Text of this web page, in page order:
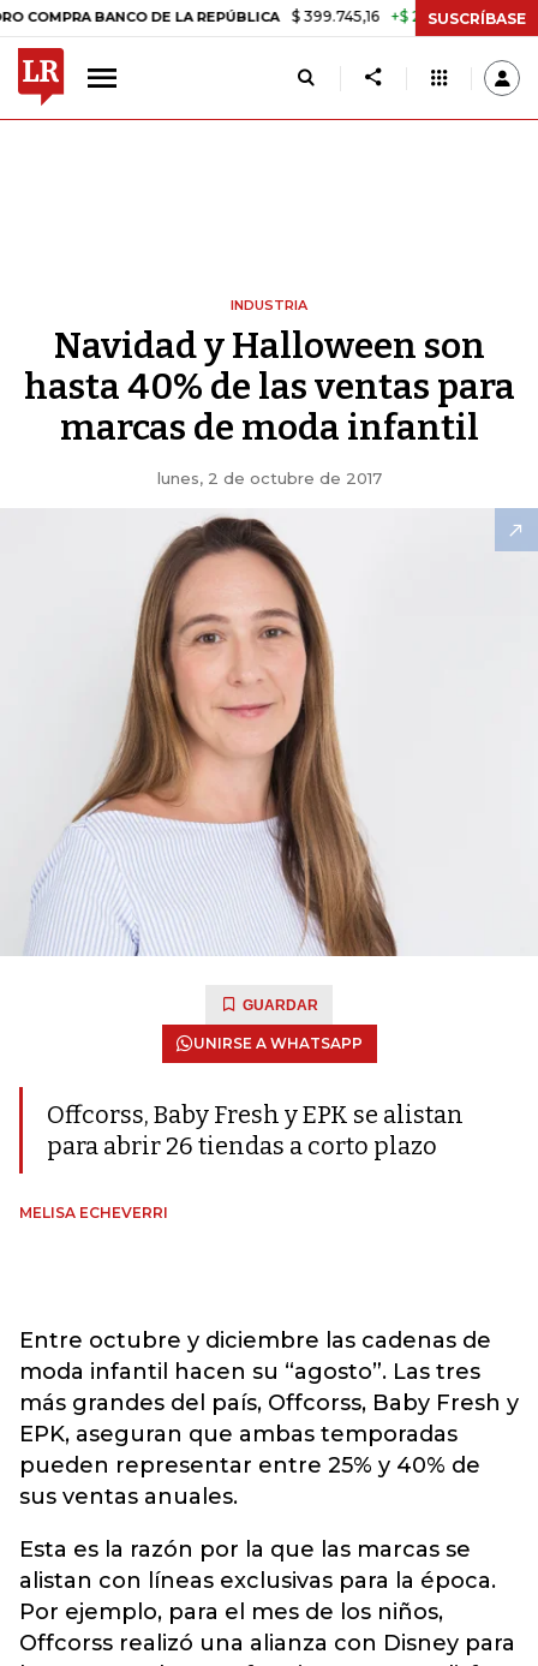
BANCO DE LA REPÚBLICA $ 399.745,16 +$ 2.295,71 +0,58% TASA
SUSCRÍBASE
INDUSTRIA
Navidad y Halloween son
hasta 40% de las ventas para
marcas de moda infantil
lunes, 2 de octubre de 2017
GUARDAR
UNIRSE A WHATSAPP
Offcorss, Baby Fresh y EPK se alistan
para abrir 26 tiendas a corto plazo
MELISA ECHEVERRI
Entre octubre y diciembre las cadenas de
moda infantil hacen su “agosto”. Las tres
más grandes del país, Offcorss, Baby Fresh y
EPK, aseguran que ambas temporadas
pueden representar entre 25% y 40% de
sus ventas anuales.
Esta es la razón por la que las marcas se
alistan con líneas exclusivas para la época.
Por ejemplo, para el mes de los niños,
Offcorss realizó una alianza con Disney para